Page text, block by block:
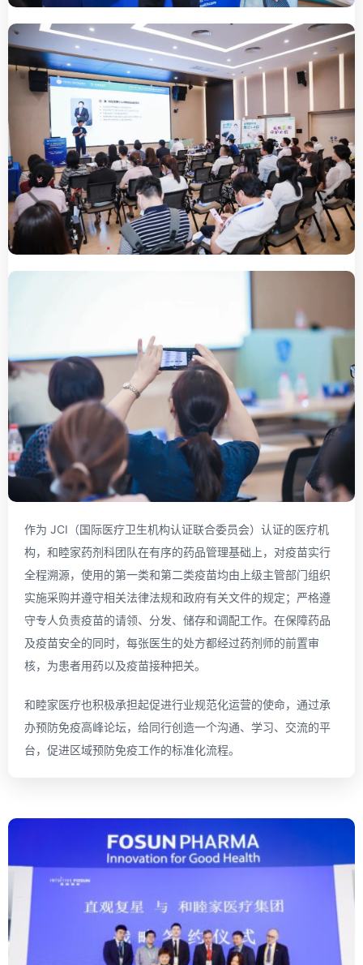
作为 JCI（国际医疗卫生机构认证联合委员会）认证的医疗机
构，和睦家药剂科团队在有序的药品管理基础上，对疫苗实行
全程溯源，使用的第一类和第二类疫苗均由上级主管部门组织
实施采购并遵守相关法律法规和政府有关文件的规定；严格遵
守专人负责疫苗的请领、分发、储存和调配工作。在保障药品
及疫苗安全的同时，每张医生的处方都经过药剂师的前置审
核，为患者用药以及疫苗接种把关。
和睦家医疗也积极承担起促进行业规范化运营的使命，通过承
办预防免疫高峰论坛，给同行创造一个沟通、学习、交流的平
台，促进区域预防免疫工作的标准化流程。